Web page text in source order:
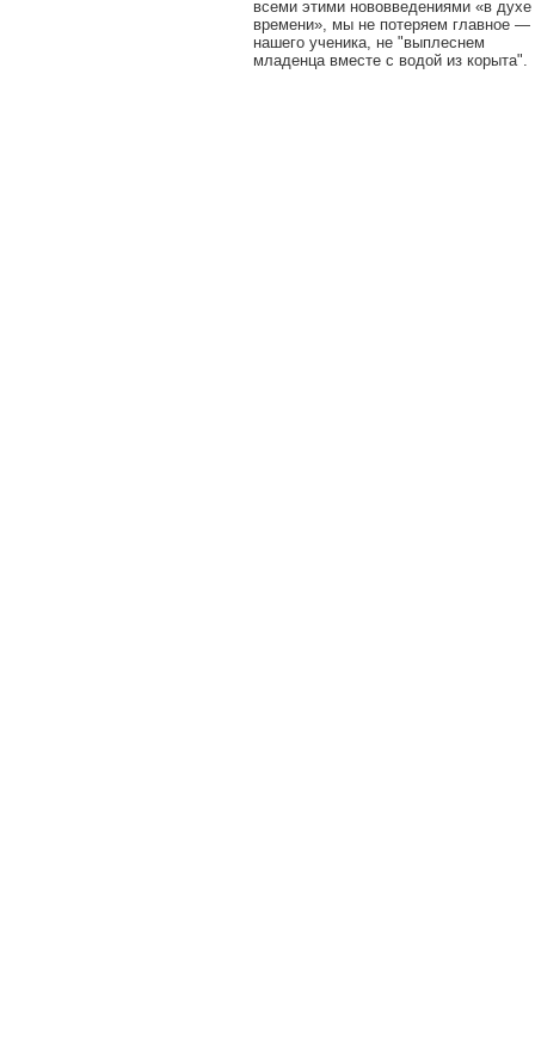
всеми этими нововведениями «в духе
времени», мы не потеряем главное —
нашего ученика, не "выплеснем
младенца вместе с водой из корыта".